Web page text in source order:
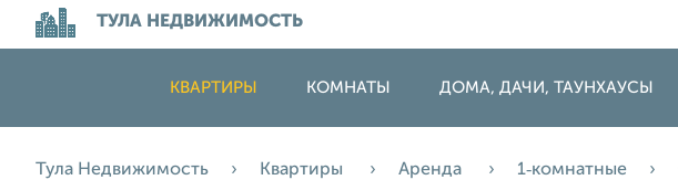
ТУЛА НЕДВИЖИМОСТЬ
КВАРТИРЫ КОМНАТЫ ДОМА, ДАЧИ, ТАУНХАУСЫ
Тула Недвижимость Квартиры Аренда 1‑комнатные